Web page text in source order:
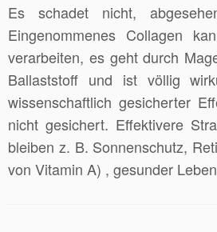
Es schadet nicht,
Eingenommenes Collagen
verarbeiten, es geht durch
Ballaststoff und ist völlig
wissenschaftlich gesicherter
nicht gesichert. Effektivere
bleiben z. B. Sonnenschutz,
von Vitamin A) , gesunder